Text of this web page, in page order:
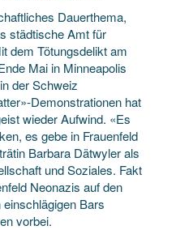
Dauerthema,
städtische Amt für
dem Tötungsdelikt am
Mai in Minneapolis
der Schweiz
Demonstrationen hat
wieder Aufwind. «Es
es gebe in Frauenfeld
Barbara Dätwyler als
und Soziales. Fakt
Neonazis auf den
Bars
vorbei.